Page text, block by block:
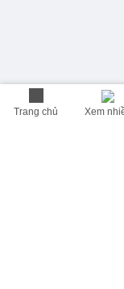
Trang chủ Xem